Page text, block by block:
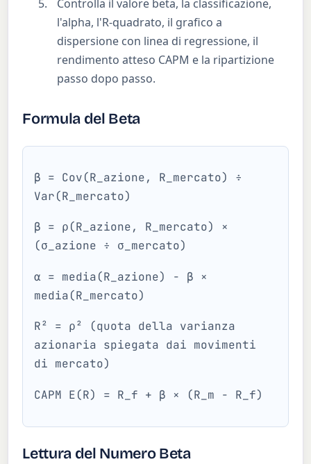
Controlla il valore beta, la classificazione,
l'alpha, l'R-quadrato, il grafico a
dispersione con linea di regressione, il
rendimento atteso CAPM e la ripartizione
passo dopo passo.
Formula del Beta
β = Cov(R_azione, R_mercato) ÷
Var(R_mercato)
β = ρ(R_azione, R_mercato) ×
(σ_azione ÷ σ_mercato)
α = media(R_azione) − β ×
media(R_mercato)
R² = ρ² (quota della varianza
azionaria spiegata dai movimenti
di mercato)
CAPM E(R) = R_f + β × (R_m − R_f)
Lettura del Numero Beta